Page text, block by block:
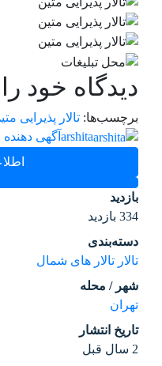
دیدگاه خود
برچسب‌ها: تالار پذیرایی
arshita آگهی دهنده
بازدید
334 بازدید
دسته‌بندی
تالار تالار های شمال
شهر / محله
تهران
تاریخ انتشار
2 سال قبل